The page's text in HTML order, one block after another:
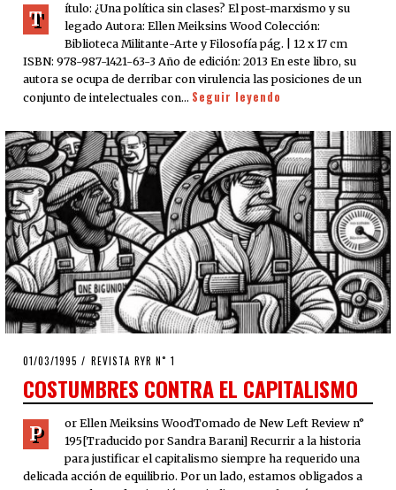
T
ítulo: ¿Una política sin clases? El post-marxismo y su
legado Autora: Ellen Meiksins Wood Colección:
Biblioteca Militante-Arte y Filosofía pág. | 12 x 17 cm
ISBN: 978-987-1421-63-3 Año de edición: 2013 En este libro, su
autora se ocupa de derribar con virulencia las posiciones de un
conjunto de intelectuales con… Seguir leyendo
POSTED
01/03/1995 19/04/2020
REVISTA RYR N˚ 1
COSTUMBRES CONTRA EL CAPITALISMO
P
or Ellen Meiksins WoodTomado de New Left Review n°
195[Traducido por Sandra Barani] Recurrir a la historia
para justificar el capitalis­mo siempre ha requerido una
delicada acción de equilibrio. Por un lado, estamos obligados a